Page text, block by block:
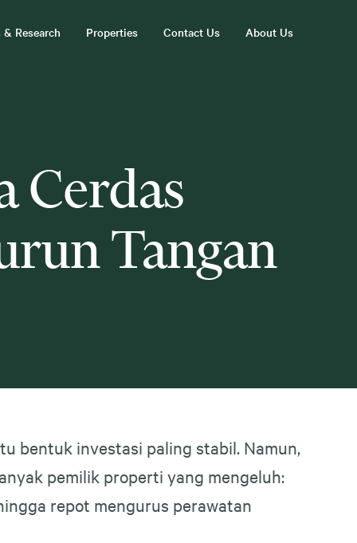
Research Properties Contact Us About Us
Cerdas
Tangan
bentuk investasi paling stabil. Namun,
pemilik properti yang mengeluh:
repot mengurus perawatan